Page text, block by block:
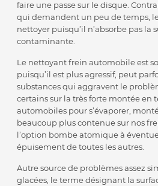
faire une passe sur le disque.
qui demandent un peu de temps,
nettoyer puisqu’il n’absorbe pas la
contaminante.
Le nettoyant frein automobile est
puisqu’il est plus agressif, peut
substances qui aggravent le
certains sur la très forte montée en
automobiles pour s’évaporer,
beaucoup plus contenue sur nos
l’option bombe atomique à
épuisement de toutes les autres.
Autre source de problèmes assez
glacées, le terme désignant la